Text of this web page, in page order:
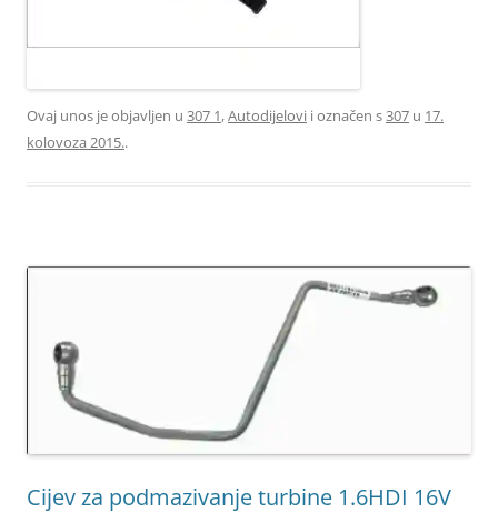
Ovaj unos je objavljen u 307 1,Autodijelovi i označen s307 u 17.
kolovoza 2015..
Cijev za podmazivanje turbine 1.6HDI 16V